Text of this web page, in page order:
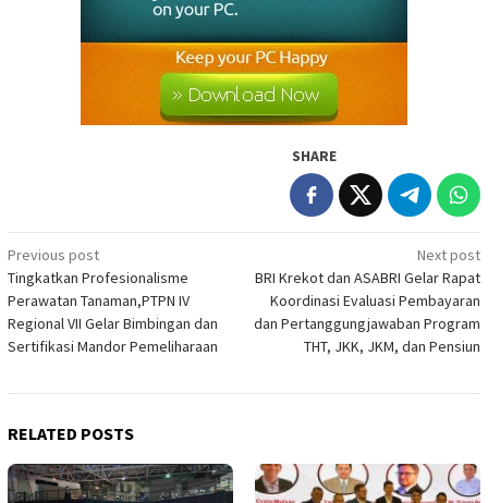
SHARE
Post
navigation
Previous post
Tingkatkan Profesionalisme
Perawatan Tanaman,PTPN IV
Regional VII Gelar Bimbingan dan
Sertifikasi Mandor Pemeliharaan
Next post
BRI Krekot dan ASABRI Gelar Rapat
Koordinasi Evaluasi Pembayaran
dan Pertanggungjawaban Program
THT, JKK, JKM, dan Pensiun
RELATED POSTS